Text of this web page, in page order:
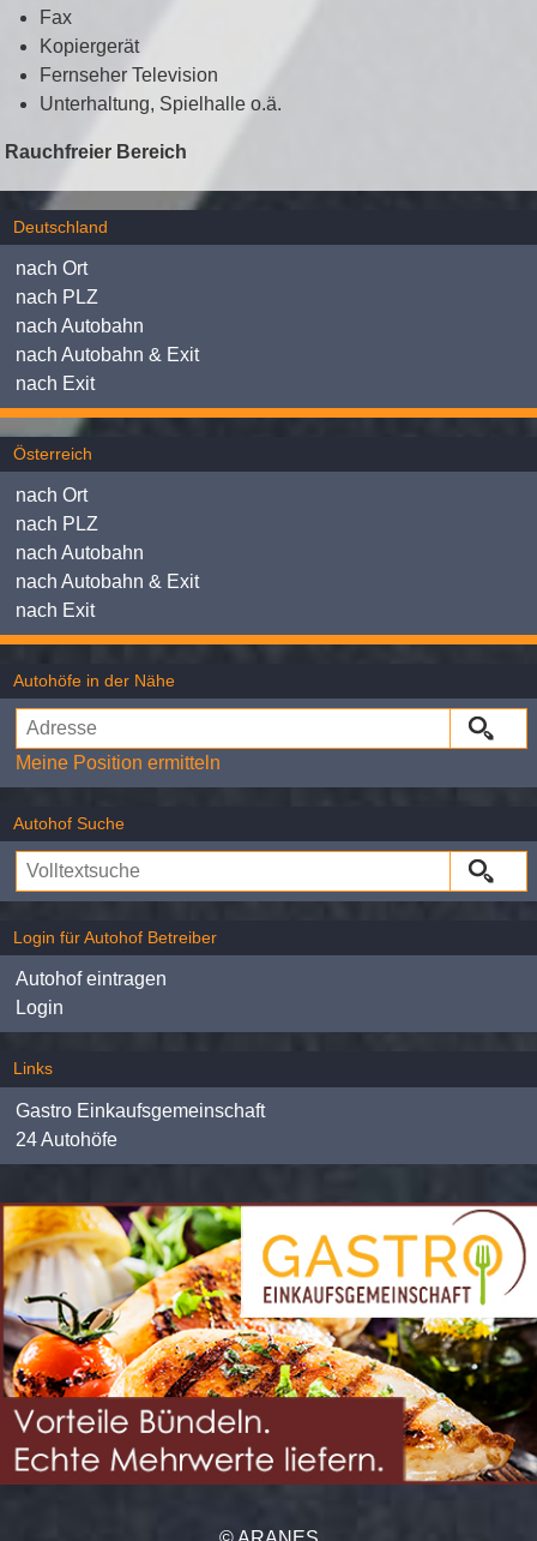
Fax
Kopiergerät
Fernseher Television
Unterhaltung, Spielhalle o.ä.
Rauchfreier Bereich
Deutschland
nach Ort
nach PLZ
nach Autobahn
nach Autobahn & Exit
nach Exit
Österreich
nach Ort
nach PLZ
nach Autobahn
nach Autobahn & Exit
nach Exit
Autohöfe in der Nähe
Meine Position ermitteln
Autohof Suche
Login für Autohof Betreiber
Autohof eintragen
Login
Links
Gastro Einkaufsgemeinschaft
24 Autohöfe